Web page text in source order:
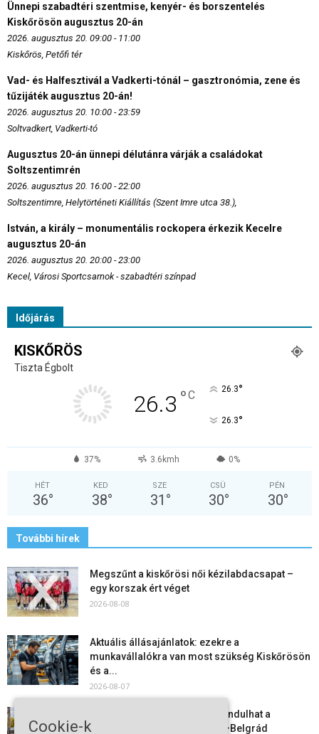
Ünnepi szabadtéri szentmise, kenyér- és borszentelés
Kiskőrösön augusztus 20-án
2026. augusztus 20. 09:00 - 11:00
Kiskőrös, Petőfi tér
Vad- és Halfesztivál a Vadkerti-tónál – gasztronómia, zene és
tűzijáték augusztus 20-án!
2026. augusztus 20. 10:00 - 23:59
Soltvadkert, Vadkerti-tó
Augusztus 20-án ünnepi délutánra várják a családokat
Soltszentimrén
2026. augusztus 20. 16:00 - 22:00
Soltszentimre, Helytörténeti Kiállítás (Szent Imre utca 38.),
István, a király – monumentális rockopera érkezik Kecelre
augusztus 20-án
2026. augusztus 20. 20:00 - 23:00
Kecel, Városi Sportcsarnok - szabadtéri színpad
Időjárás
KISKŐRÖS
Tiszta Égbolt
26.3 °C 26.3°
26.3°
37% 3.6kmh 0%
HÉT
36°
KED
38°
SZE
31 °
CSÜ
30°
PÉN
30°
További hírek
Megszűnt a kiskőrösi női kézilabdacsapat –
egy korszak ért véget
2026-08-08
Aktuális állásajánlatok: ezekre a
munkavállalókra van most szükség Kiskőrösön
és a...
2026-08-07
Vitézy Dávid: már ősszel újraindulhat a
személyszállítás a Budapest–Belgrád
Cookie-k